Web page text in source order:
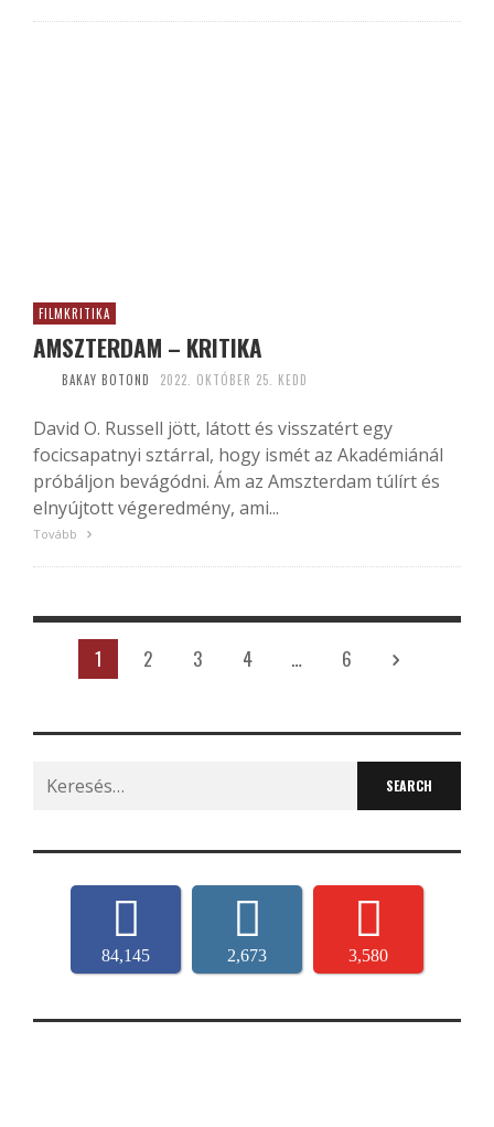
FILMKRITIKA
AMSZTERDAM – KRITIKA
BAKAY BOTOND 2022. OKTÓBER 25. KEDD
David O. Russell jött, látott és visszatért egy
focicsapatnyi sztárral, hogy ismét az Akadémiánál
próbáljon bevágódni. Ám az Amszterdam túlírt és
elnyújtott végeredmény, ami...
Tovább
1 2 3 4 … 6
Search
for:
84,145 2,673 3,580